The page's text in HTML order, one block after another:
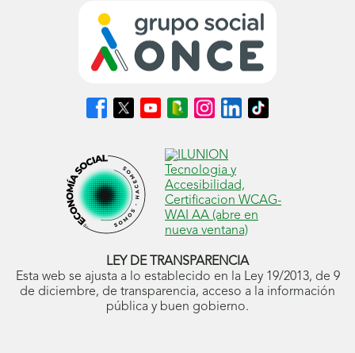
Síguenos
en
abrirá
en
ventana
nueva)
Síguenos
en
abrirá
en
ventana
nueva)
Síguenos
en
abrirá
en
ventana
nueva)
Síguenos
en
Blog
ONCE
(se
abrirá
en
ventana
nueva)
Síguenos
en
(se
abrirá
en
ventana
nueva)
Síguenos
en
(se
abrirá
en
ventana
nueva)
Síguenos
en
ventana
nueva)
LEY DE TRANSPARENCIA
Esta web se ajusta a lo establecido en la Ley 19/2013, de 9
de diciembre, de transparencia, acceso a la información
pública y buen gobierno.